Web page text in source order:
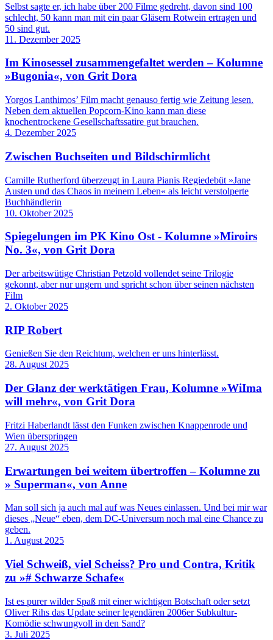
Selbst sagte er, ich habe über 200 Filme gedreht, davon sind 100
schlecht, 50 kann man mit ein paar Gläsern Rotwein ertragen und
50 sind gut.
11. Dezember 2025
Im Kinosessel zusammengefaltet werden – Kolumne
»Bugonia«, von Grit Dora
Yorgos Lanthimos’ Film macht genauso fertig wie Zeitung ­lesen.
Neben dem aktuellen Popcorn-Kino kann man diese
knochentrockene Gesellschaftssatire gut brauchen.
4. Dezember 2025
Zwischen Buchseiten und Bildschirmlicht
Camille Rutherford überzeugt in Laura Pianis Regiedebüt »Jane
Austen und das Chaos in meinem Leben« als leicht verstolperte
Buchhändlerin
10. Oktober 2025
Spiegelungen im PK Kino Ost - Kolumne »Miroirs
No. 3«, von Grit Dora
Der arbeitswütige Christian Petzold vollendet seine Trilogie
gekonnt, aber nur ungern und spricht schon über seinen nächsten
Film
2. Oktober 2025
RIP Robert
Genießen Sie den Reichtum, welchen er uns hinterlässt.
28. August 2025
Der Glanz der werktätigen Frau, Kolumne »WiIma
will mehr«, von Grit Dora
Fritzi Haberlandt lässt den Funken zwischen Knappenrode und
Wien überspringen
27. August 2025
Erwartungen bei weitem übertroffen – Kolumne zu
» Superman«, von Anne
Man soll sich ja auch mal auf was Neues einlassen. Und bei mir war
dieses „Neue“ eben, dem DC-Universum noch mal eine Chance zu
geben.
1. August 2025
Viel Schweiß, viel Scheiss? Pro und Contra, Kritik
zu »# Schwarze Schafe«
Ist es purer wilder Spaß mit einer wichtigen Botschaft oder setzt
Oliver Rihs das Update seiner legendären 2006er Subkultur-
Komödie schwungvoll in den Sand?
3. Juli 2025